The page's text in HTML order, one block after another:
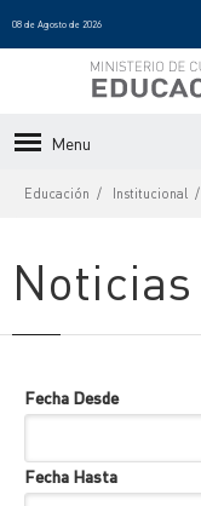
08 de Agosto de 2026
Menu
Educación Institucional
Noticias
Fecha Desde
Fecha Hasta